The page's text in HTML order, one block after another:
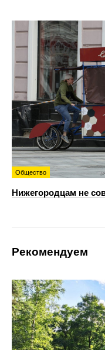
Общество
Нижегородцам не
Рекомендуем